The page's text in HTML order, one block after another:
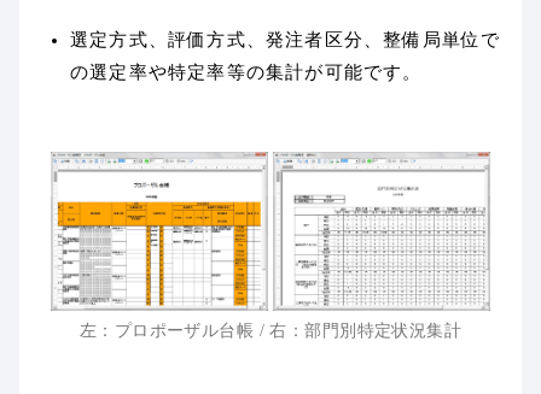
選定方式、評価方式、発注者区分、整備局単位で
の選定率や特定率等の集計が可能です。
左：プロポーザル台帳 / 右：部門別特定状況集計